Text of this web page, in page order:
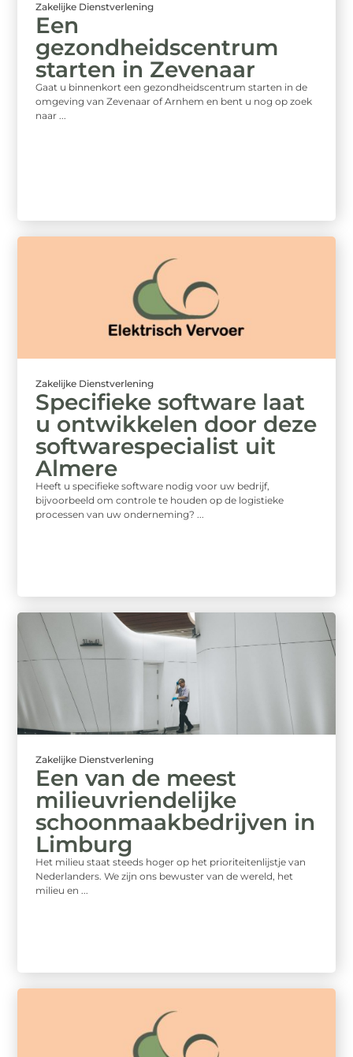
Zakelijke Dienstverlening
Een
gezondheidscentrum
starten in Zevenaar
Gaat u binnenkort een gezondheidscentrum starten in de
omgeving van Zevenaar of Arnhem en bent u nog op zoek
naar ...
Zakelijke Dienstverlening
Specifieke software laat
u ontwikkelen door deze
softwarespecialist uit
Almere
Heeft u specifieke software nodig voor uw bedrijf,
bijvoorbeeld om controle te houden op de logistieke
processen van uw onderneming? ...
Zakelijke Dienstverlening
Een van de meest
milieuvriendelijke
schoonmaakbedrijven in
Limburg
Het milieu staat steeds hoger op het prioriteitenlijstje van
Nederlanders. We zijn ons bewuster van de wereld, het
milieu en ...